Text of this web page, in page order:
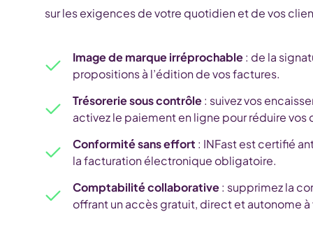
sur les exigences de votre quotidien et de vos
Image de marque irréprochable: de la
propositions à l’édition de vos factures.
Trésorerie sous contrôle: suivez vos
activez le paiement en ligne pour réduire
Conformité sans effort : INFast est certifié
la facturation électronique obligatoire.
Comptabilité collaborative: supprimez la
offrant un accès gratuit, direct et autonome